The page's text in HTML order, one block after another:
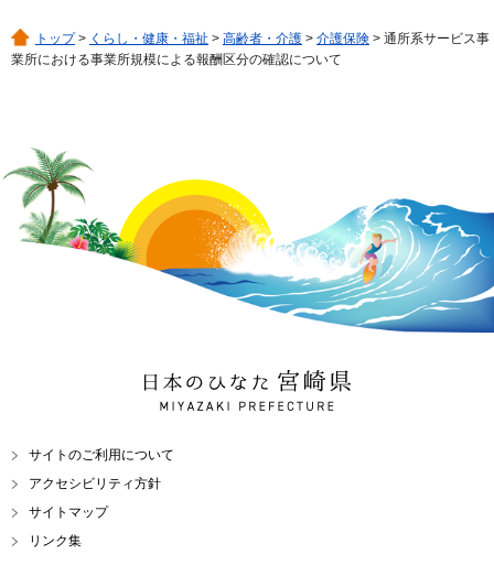
トップ> くらし・健康・福祉 > 高齢者・介護 > 介護保険 > 通所系サービス事
業所における事業所規模による報酬区分の確認について
日本のひなた 宮崎県
MIYAZAKI PREFECTURE
サイトのご利用について
アクセシビリティ方針
サイトマップ
リンク集